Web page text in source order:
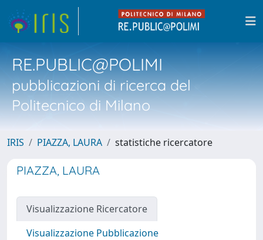
RE.PUBLIC@POLIMI
pubblicazioni di ricerca del
Politecnico di Milano
IRIS PIAZZA, LAURA statistiche ricercatore
PIAZZA, LAURA
Visualizzazione Ricercatore
Visualizzazione Pubblicazione